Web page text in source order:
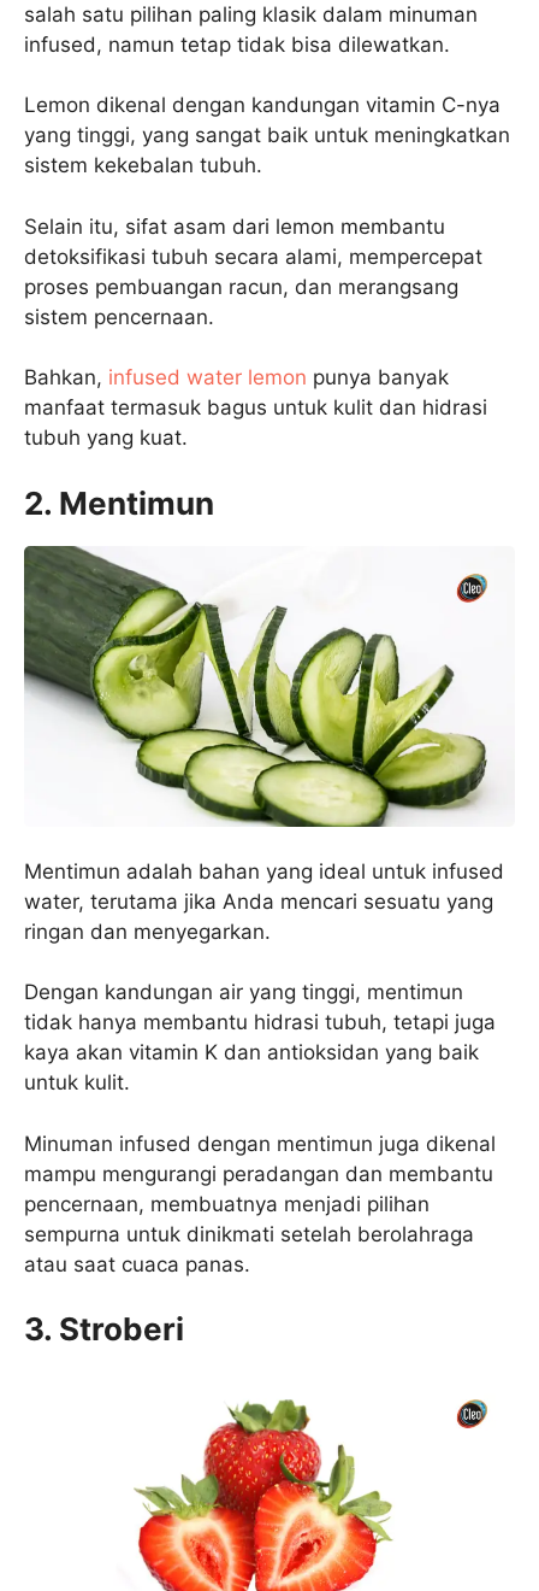
salah satu pilihan paling klasik dalam minuman
infused, namun tetap tidak bisa dilewatkan.
Lemon dikenal dengan kandungan vitamin C-nya
yang tinggi, yang sangat baik untuk meningkatkan
sistem kekebalan tubuh.
Selain itu, sifat asam dari lemon membantu
detoksifikasi tubuh secara alami, mempercepat
proses pembuangan racun, dan merangsang
sistem pencernaan.
Bahkan, infused water lemon punya banyak
manfaat termasuk bagus untuk kulit dan hidrasi
tubuh yang kuat.
2. Mentimun
Mentimun adalah bahan yang ideal untuk infused
water, terutama jika Anda mencari sesuatu yang
ringan dan menyegarkan.
Dengan kandungan air yang tinggi, mentimun
tidak hanya membantu hidrasi tubuh, tetapi juga
kaya akan vitamin K dan antioksidan yang baik
untuk kulit.
Minuman infused dengan mentimun juga dikenal
mampu mengurangi peradangan dan membantu
pencernaan, membuatnya menjadi pilihan
sempurna untuk dinikmati setelah berolahraga
atau saat cuaca panas.
3. Stroberi